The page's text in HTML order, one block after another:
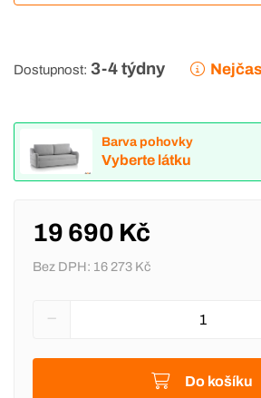
Dostupnost: 3-4 týdny
Barva pohovky
Vyberte látku
19 690 Kč
Bez DPH: 16 273 Kč
Do košíku